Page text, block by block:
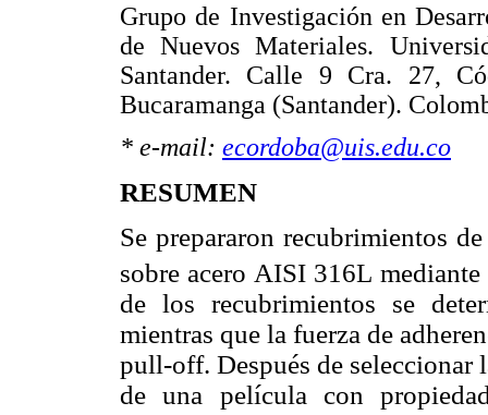
Grupo de Investigación en
de Nuevos Materiales.
Santander. Calle 9 Cra. 27,
Bucaramanga (Santander).
* e-mail: ecordoba@uis.edu.co
RESUMEN
Se prepararon recubrimientos
sobre acero AISI 316L
de los recubrimientos se
mientras que la fuerza de
pull-off. Después de seleccionar
de una película con